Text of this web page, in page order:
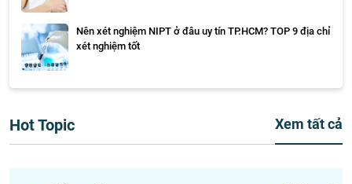
Nên xét nghiệm NIPT ở đâu uy tín TP.HCM? TOP 9 địa chỉ
xét nghiệm tốt
Hot Topic Xem tất cả